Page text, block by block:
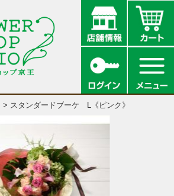
> スタンダードブーケ L《ピンク》